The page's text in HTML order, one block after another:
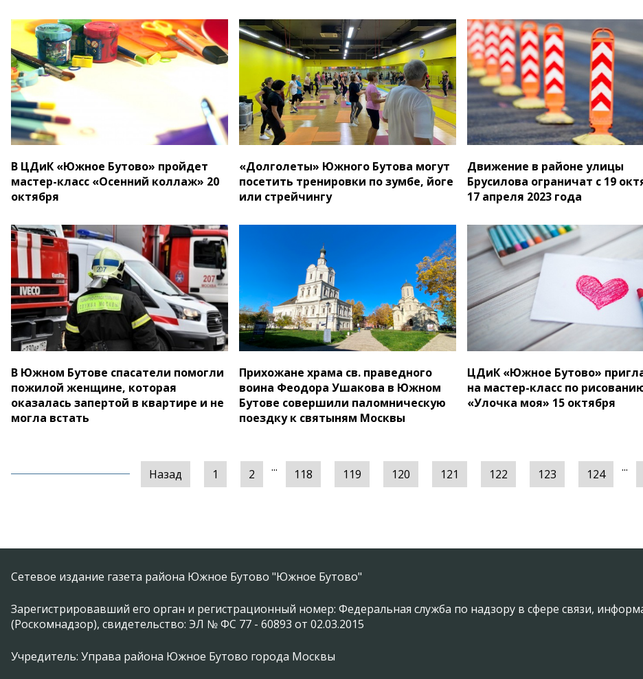
В ЦДиК «Южное Бутово» пройдет
мастер-класс «Осенний коллаж» 20
октября
«Долголеты» Южного Бутова могут
посетить тренировки по зумбе, йоге
или стрейчингу
Движение в районе улицы
Брусилова ограничат с 19
17 апреля 2023 года
В Южном Бутове спасатели помогли
пожилой женщине, которая
оказалась запертой в квартире и не
могла встать
Прихожане храма св. праведного
воина Феодора Ушакова в Южном
Бутове совершили паломническую
поездку к святыням Москвы
ЦДиК «Южное Бутово»
на мастер-класс по
«Улочка моя» 15 октября
Назад 1 2 ... 118 119 120 121 122 123 124 ...
Сетевое издание газета района Южное Бутово "Южное Бутово"
Зарегистрировавший его орган и регистрационный номер: Федеральная служба по надзору в сфере связи,
(Роскомнадзор), свидетельство: ЭЛ № ФС 77 - 60893 от 02.03.2015
Учредитель: Управа района Южное Бутово города Москвы